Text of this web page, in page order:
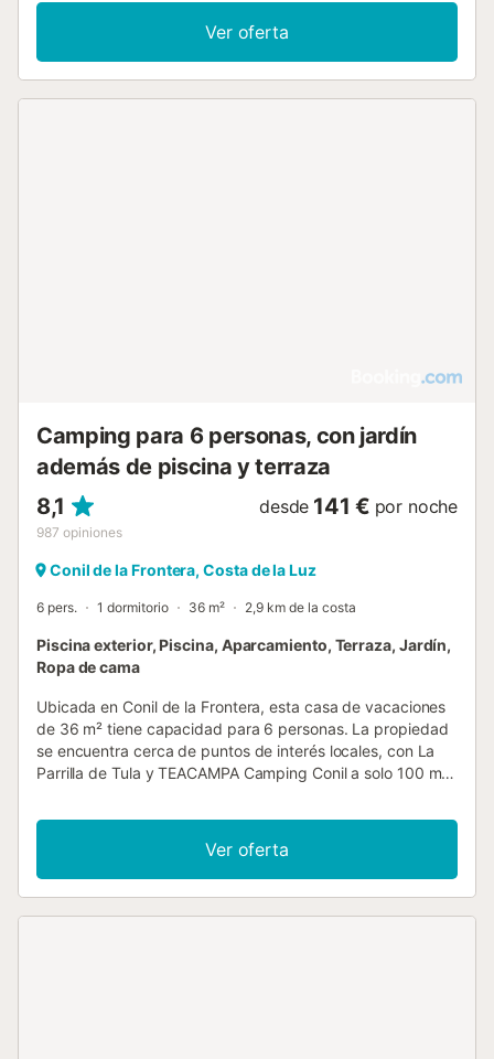
Ver oferta
Camping para 6 personas, con jardín
además de piscina y terraza
8,1
987 opiniones
desde 141 € por noche
Conil de la Frontera, Costa de la Luz
6 pers. 1 dormitorio 36 m² 2,9 km de la costa
Piscina exterior, Piscina, Aparcamiento, Terraza, Jardín,
Ropa de cama
Ubicada en Conil de la Frontera, esta casa de vacaciones
de 36 m² tiene capacidad para 6 personas. La propiedad
se encuentra cerca de puntos de interés locales, con La
Parrilla de Tula y TEACAMPA Camping Conil a solo 100 m,
km. El interior cuenta con un dormitorio con cama de
matrimonio y un baño, complementado con suelos de
parqué y cafetera. Los huéspedes tienen acceso a un
baño compartido, y la propiedad proporciona un perchero
Ver oferta